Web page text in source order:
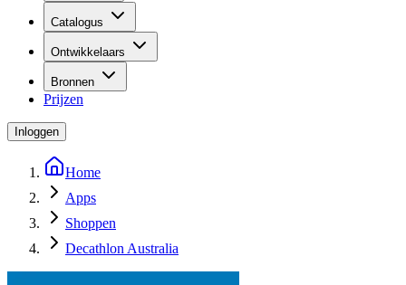
Catalogus
Ontwikkelaars
Bronnen
Prijzen
Inloggen
Home
Apps
Shoppen
Decathlon Australia